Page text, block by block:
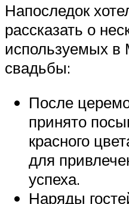
Напоследок
рассказать о
используемых в
свадьбы:
После
принято
красного
для
успеха.
Наряды